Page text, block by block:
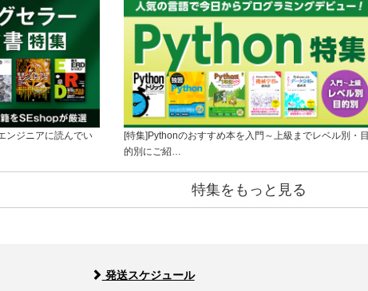
ンジニアに読んでい
[特集]Pythonのおすすめ本を入門～上級までレベル別・目
的別にご紹…
特集をもっと見る
発送スケジュール